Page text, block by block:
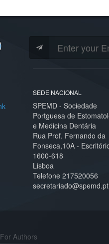
SEDE NACIONAL
SPEMD - Sociedade
Portguesa de
e Medicina Dentária
Rua Prof. Fernando da
Fonseca,10A -
1600-618
Lisboa
Telefone 217520056
secretariado@spemd.pt
For Authors